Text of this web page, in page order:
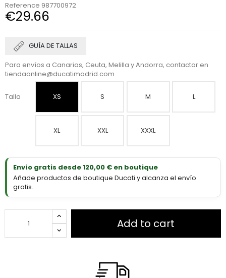
Reference 987700972
€29.66
GUÍA DE TALLAS
Para envíos a Canarias, Ceuta, Melilla y Andorra, contactar en
tiendaonline@ducatimadrid.com
Talla XS S M L
XL XXL XXXL
Envío gratis desde 120,00 € en boutique
Añade productos de boutique Ducati y alcanza el envío
gratis.
Add to cart